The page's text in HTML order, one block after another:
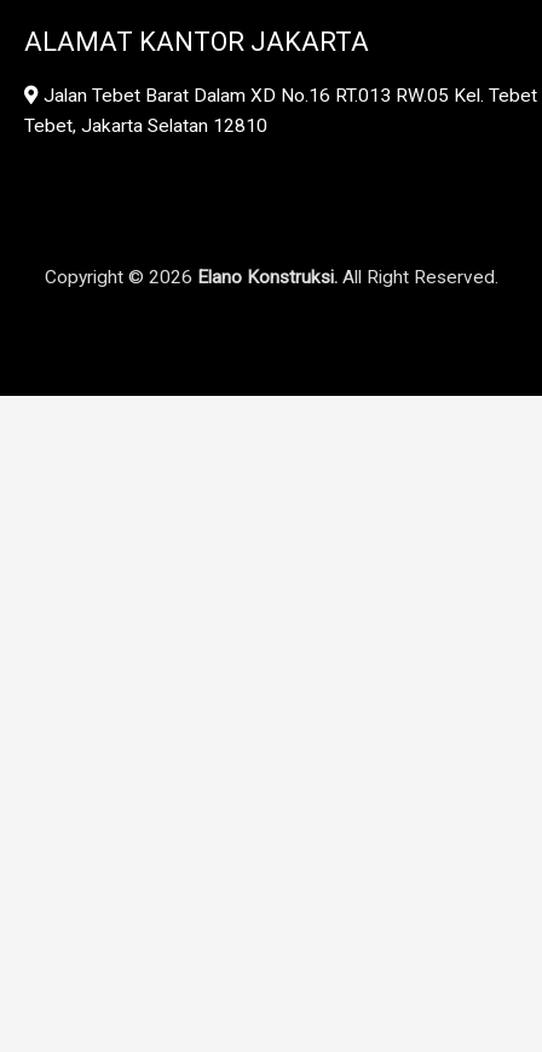
ALAMAT KANTOR JAKARTA
Jalan Tebet Barat Dalam XD No.16 RT.013 RW.05 Kel.
Tebet, Jakarta Selatan 12810
Copyright © 2026 Elano Konstruksi.All Right Reserved.